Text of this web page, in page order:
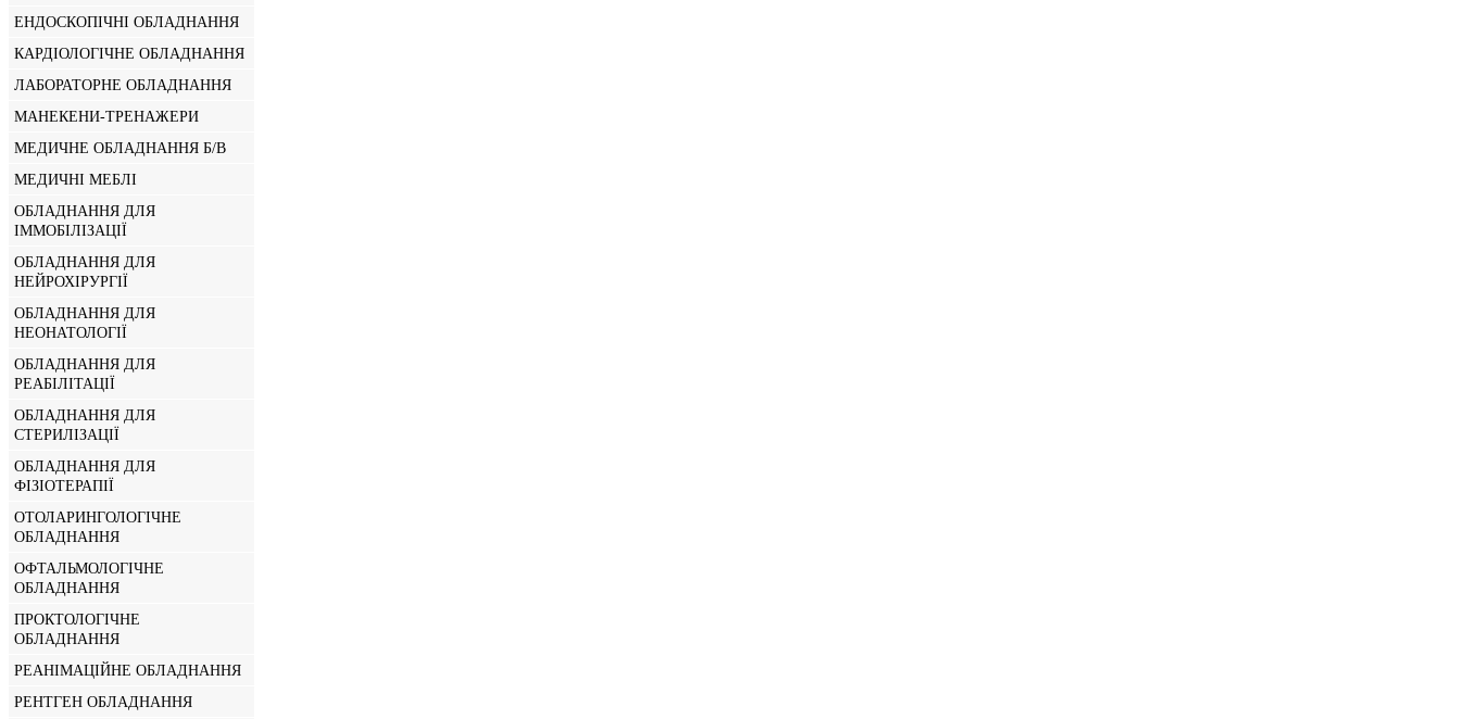
ЕНДОСКОПІЧНІ ОБЛАДНАННЯ
КАРДІОЛОГІЧНЕ ОБЛАДНАННЯ
ЛАБОРАТОРНЕ ОБЛАДНАННЯ
МАНЕКЕНИ-ТРЕНАЖЕРИ
МЕДИЧНЕ ОБЛАДНАННЯ Б/В
МЕДИЧНІ МЕБЛІ
ОБЛАДНАННЯ ДЛЯ
ІММОБІЛІЗАЦІЇ
ОБЛАДНАННЯ ДЛЯ
НЕЙРОХІРУРГІЇ
ОБЛАДНАННЯ ДЛЯ
НЕОНАТОЛОГІЇ
ОБЛАДНАННЯ ДЛЯ
РЕАБІЛІТАЦІЇ
ОБЛАДНАННЯ ДЛЯ
СТЕРИЛІЗАЦІЇ
ОБЛАДНАННЯ ДЛЯ
ФІЗІОТЕРАПІЇ
ОТОЛАРИНГОЛОГІЧНЕ
ОБЛАДНАННЯ
ОФТАЛЬМОЛОГІЧНЕ
ОБЛАДНАННЯ
ПРОКТОЛОГІЧНЕ
ОБЛАДНАННЯ
РЕАНІМАЦІЙНЕ ОБЛАДНАННЯ
РЕНТГЕН ОБЛАДНАННЯ